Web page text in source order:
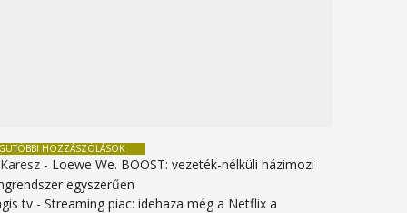
HOZZÁSZÓLÁSOK
- Loewe We. BOOST: vezeték-nélküli házimozi
egyszerűen
tv -Streaming piac: idehaza még a Netflix a